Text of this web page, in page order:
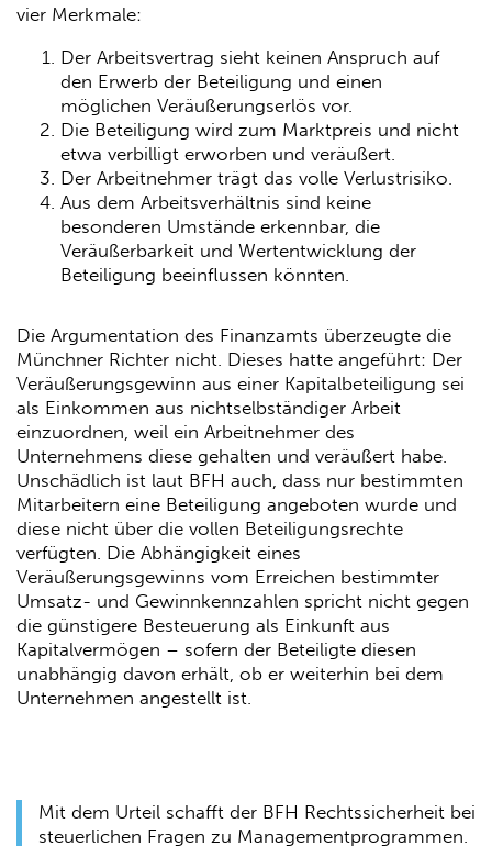
vier Merkmale:
Der Arbeitsvertrag sieht keinen Anspruch auf
den Erwerb der Beteiligung und einen
möglichen Veräußerungserlös vor.
Die Beteiligung wird zum Marktpreis und nicht
etwa verbilligt erworben und veräußert.
Der Arbeitnehmer trägt das volle Verlustrisiko.
Aus dem Arbeitsverhältnis sind keine
besonderen Umstände erkennbar, die
Veräußerbarkeit und Wertentwicklung der
Beteiligung beeinflussen könnten.
Die Argumentation des Finanzamts überzeugte die
Münchner Richter nicht. Dieses hatte angeführt: Der
Veräußerungsgewinn aus einer Kapitalbeteiligung sei
als Einkommen aus nichtselbständiger Arbeit
einzuordnen, weil ein Arbeitnehmer des
Unternehmens diese gehalten und veräußert habe.
Unschädlich ist laut BFH auch, dass nur bestimmten
Mitarbeitern eine Beteiligung angeboten wurde und
diese nicht über die vollen Beteiligungsrechte
verfügten. Die Abhängigkeit eines
Veräußerungsgewinns vom Erreichen bestimmter
Umsatz- und Gewinnkennzahlen spricht nicht gegen
die günstigere Besteuerung als Einkunft aus
Kapitalvermögen – sofern der Beteiligte diesen
unabhängig davon erhält, ob er weiterhin bei dem
Unternehmen angestellt ist.
Mit dem Urteil schafft der BFH Rechtssicherheit bei
steuerlichen Fragen zu Managementprogrammen.